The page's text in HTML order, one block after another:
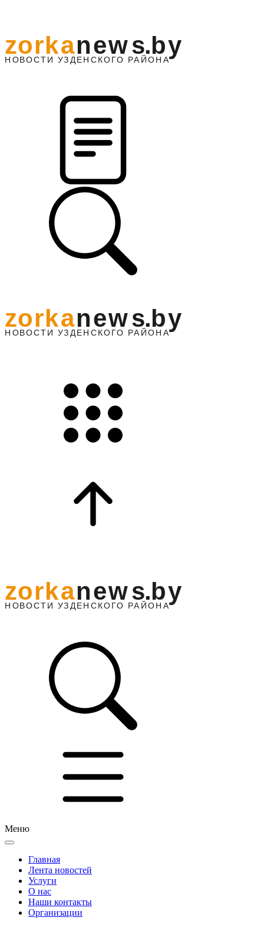
НО ВОСТИ УЗДЕНС КО ГО РАЙОНА
zorkanews.by
Меню
Главная
Лента новостей
Услуги
О нас
Наши контакты
Организации